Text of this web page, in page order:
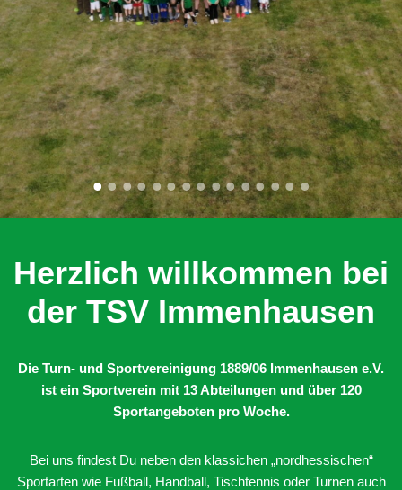
Herzlich willkommen bei
der TSV Immenhausen
Die Turn- und Sportvereinigung 1889/06 Immenhausen e.V.
ist ein Sportverein mit 13 Abteilungen und über 120
Sportangeboten pro Woche.
Bei uns findest Du neben den klassichen „nordhessischen“
Sportarten wie Fußball, Handball, Tischtennis oder Turnen auch